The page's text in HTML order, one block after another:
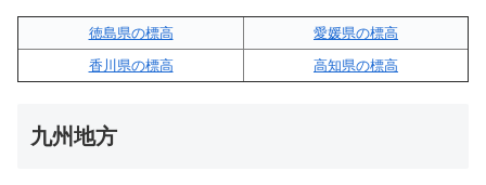
徳島県の標高
愛媛県の標高
香川県の標高
高知県の標高
九州地方